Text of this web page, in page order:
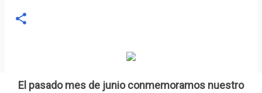
El pasado mes de junio conmemoramos nuestro